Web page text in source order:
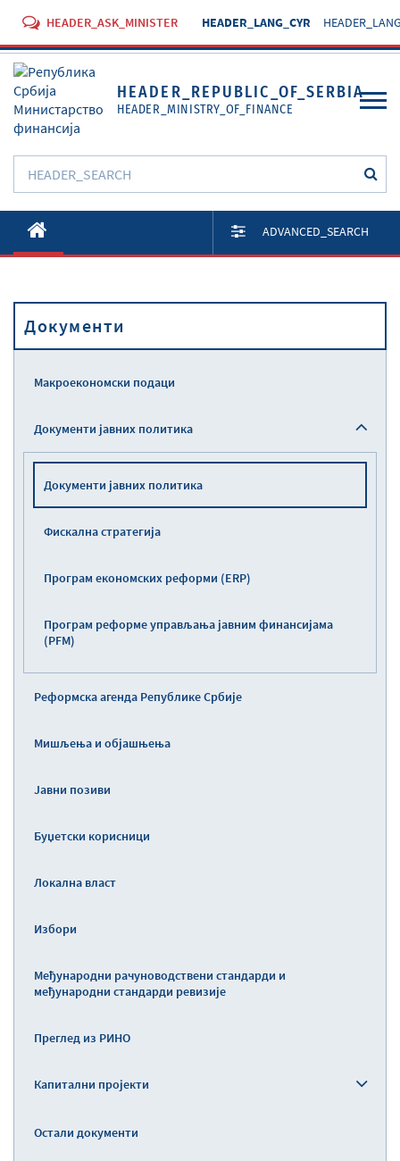
HEADER_ASK_MINISTER HEADER_LANG_CYR
HEADER_REPUBLIC_OF_SERBIA
HEADER_MINISTRY_OF_FINANCE
O Министарству
Активности
Прописи
ADVANCED_SEARCH
Документи
Макроекономски подаци
Документи јавних политика
Документи јавних политика
Фискална стратегија
Програм економских реформи (ERP)
Програм реформе управљања јавним финансијама
(PFM)
Реформска агенда Републике Србије
Мишљења и објашњења
Јавни позиви
Буџетски корисници
Локална власт
Избори
Међународни рачуноводствени стандарди и
међународни стандарди ревизије
Преглед из РИНО
Капитални пројекти
Остали документи